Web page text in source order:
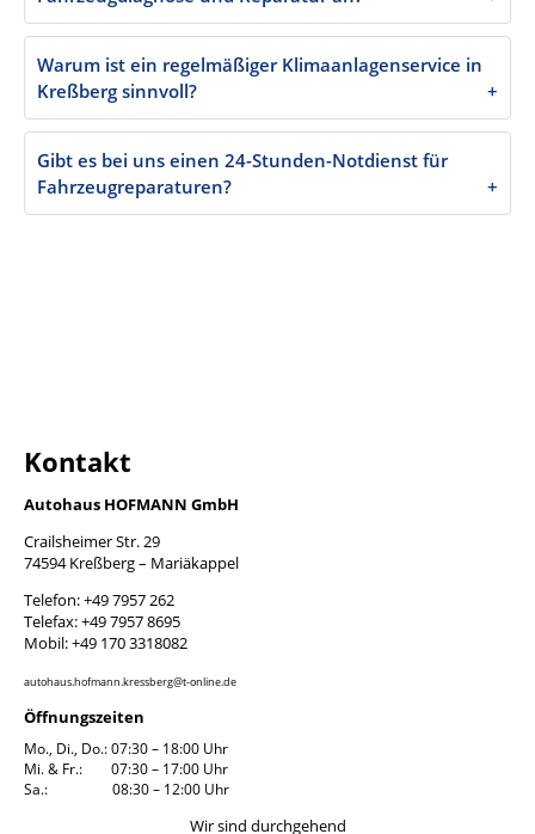
Kontakt
Autohaus HOFMANN GmbH
Crailsheimer Str. 29
74594 Kreßberg – Mariäkappel
Telefon: +49 7957 262
Telefax: +49 7957 8695
Mobil: +49 170 3318082
autohaus.hofmann.kressberg@t-online.de
Öffnungszeiten
Mo., Di., Do.: 07:30 – 18:00 Uhr
Mi. & Fr.: 07:30 – 17:00 Uhr
Sa.: 08:30 – 12:00 Uhr
Wir sind durchgehend